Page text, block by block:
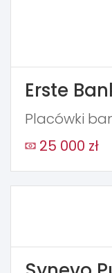
Erste
Placówki
25 000 zł